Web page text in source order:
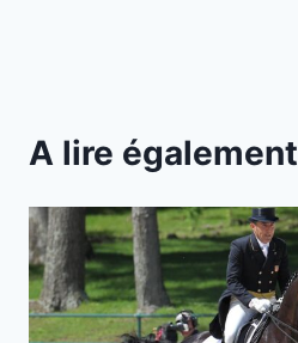
A lire également